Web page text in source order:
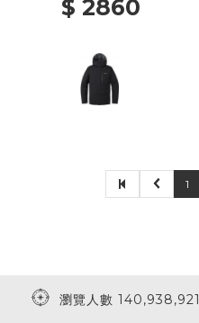
$ 2860
1
瀏覽人數 140,938,921